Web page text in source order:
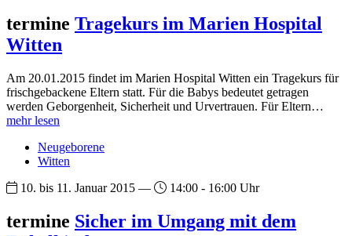
termine Tragekurs im Marien Hospital
Witten
Am 20.01.2015 findet im Marien Hospital Witten ein Tragekurs für
frischgebackene Eltern statt. Für die Babys bedeutet getragen
werden Geborgenheit, Sicherheit und Urvertrauen. Für Eltern…
mehr lesen
Neugeborene
Witten
10. bis 11. Januar 2015 —
14:00 - 16:00 Uhr
termine Sicher im Umgang mit dem